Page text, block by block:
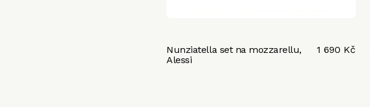
Nunziatella set na mozzarellu,
Alessi
1 690 Kč